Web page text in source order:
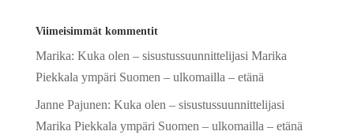
Viimeisimmät kommentit
Marika: Kuka olen – sisustussuunnittelijasi Marika
Piekkala ympäri Suomen – ulkomailla – etänä
Janne Pajunen: Kuka olen – sisustussuunnittelijasi
Marika Piekkala ympäri Suomen – ulkomailla – etänä